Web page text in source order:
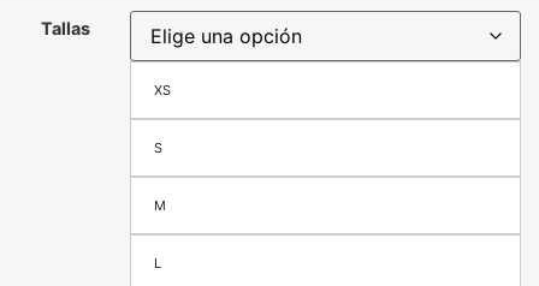
Tallas
XS
S
M
L